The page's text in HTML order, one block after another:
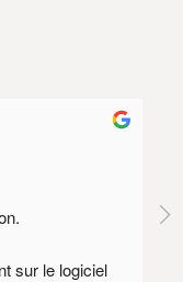
sur le logiciel